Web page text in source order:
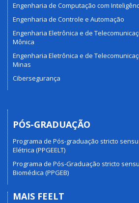
Engenharia de Computação com
Engenharia de Controle e Automação
Engenharia Eletrônica e de
Mônica
Engenharia Eletrônica e de
Minas
Cibersegurança
PÓS-GRADUAÇÃO
Programa de Pós-graduação stricto
Elétrica (PPGEELT)
Programa de Pós-Graduação stricto
Biomédica (PPGEB)
MAIS FEELT